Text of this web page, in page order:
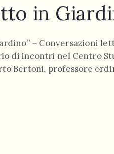
in
– Conversazioni
di incontri nel Centro
Bertoni, professore